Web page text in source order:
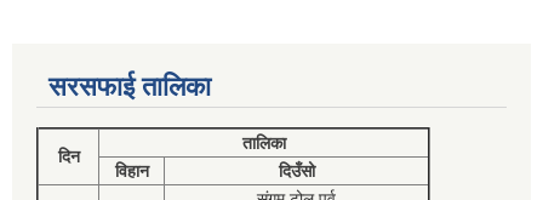
सरसफाई तालिका
दिन
तालिका
विहान
दिउँसो